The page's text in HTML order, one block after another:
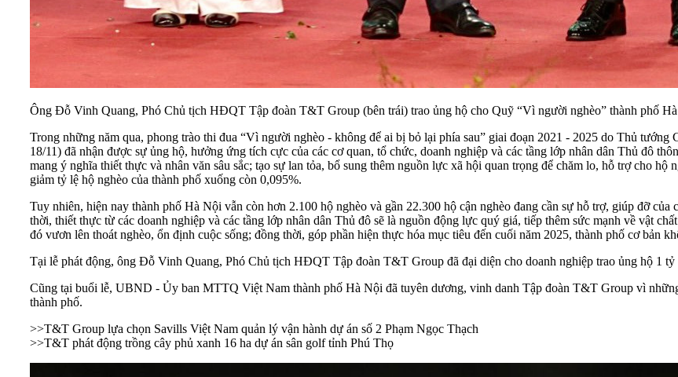
Ông Đỗ Vinh Quang, Phó Chủ tịch HĐQT Tập đoàn T&T Group (bên trái) trao ủng hộ cho Quỹ “Vì người nghèo” thành phố
Trong những năm qua, phong trào thi đua “Vì người nghèo - không để ai bị bỏ lại phía sau” giai đoạn 2021 - 2025 do Thủ
18/11) đã nhận được sự ủng hộ, hưởng ứng tích cực của các cơ quan, tổ chức, doanh nghiệp và các tầng lớp nhân dân Thủ đô
mang ý nghĩa thiết thực và nhân văn sâu sắc; tạo sự lan tỏa, bổ sung thêm nguồn lực xã hội quan trọng để chăm lo, hỗ trợ cho hộ
giảm tỷ lệ hộ nghèo của thành phố xuống còn 0,095%.
Tuy nhiên, hiện nay thành phố Hà Nội vẫn còn hơn 2.100 hộ nghèo và gần 22.300 hộ cận nghèo đang cần sự hỗ trợ, giúp đỡ
thời, thiết thực từ các doanh nghiệp và các tầng lớp nhân dân Thủ đô sẽ là nguồn động lực quý giá, tiếp thêm sức mạnh về vật
đó vươn lên thoát nghèo, ổn định cuộc sống; đồng thời, góp phần hiện thực hóa mục tiêu đến cuối năm 2025, thành phố cơ bản
Tại lễ phát động, ông Đỗ Vinh Quang, Phó Chủ tịch HĐQT Tập đoàn T&T Group đã đại diện cho doanh nghiệp trao ủng hộ 1
Cũng tại buổi lễ, UBND - Ủy ban MTTQ Việt Nam thành phố Hà Nội đã tuyên dương, vinh danh Tập đoàn T&T Group vì
thành phố.
>>T&T Group lựa chọn Savills Việt Nam quản lý vận hành dự án số 2 Phạm Ngọc Thạch
>>T&T phát động trồng cây phủ xanh 16 ha dự án sân golf tỉnh Phú Thọ